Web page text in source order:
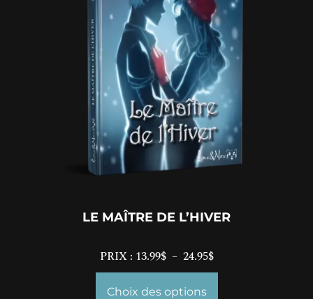
LE MAÎTRE DE L’HIVER
PRIX : 13.99$ – 24.95$
Choix des options